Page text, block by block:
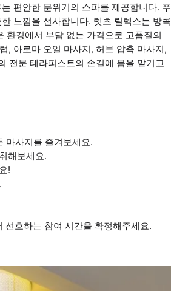
편안한 분위기의 스파를 제공합니다. 푸
느낌을 선사합니다. 렛츠 릴렉스는 방콕
환경에서 부담 없는 가격으로 고품질의
, 아로마 오일 마사지, 허브 압축 마사지,
전문 테라피스트의 손길에 몸을 맡기고
마사지를 즐겨보세요.
해보세요.
!
호하는 참여 시간을 확정해주세요.